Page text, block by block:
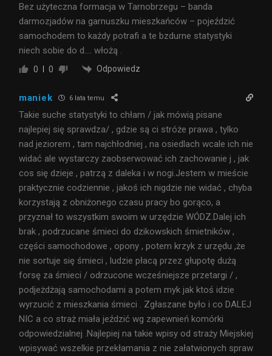
Bez użyteczna formacja w Tarnobrzegu – banda
darmozjadów na garnuszku mieszkańców – pojeździć
samochodem to każdy potrafi a te bzdurne statystyki
niech sobie do d…. włożą .
0 0 Odpowiedz
maniek 6 lata temu
Takie suche statystyki to chłam / jak mówią pisane
najlepiej się sprawdza/ , gdzie są ci stróże prawa , tylko
nad jeziorem , tam najchłodniej , na osiedlach wcale ich nie
widać ale wystarczy zaobserwować ich zachowanie j , jak
cos się dzieje , patrzą z daleka i w nogi.Jestem w mieście
praktycznie codziennie , jakoś ich nigdzie nie widać , chyba
korzystają z obniżonego czasu pracy bo gorąco, a
przyznał to wszystkim swoim w urzędzie WÓDZ.Dalej ich
brak , podrzucane śmieci do dzikowskich śmietników ,
części samochodowe , opony , potem krzyk z urzędu ,że
nie sortuje się śmieci , ludzie płacą przez głupotę dużą
forsę za śmieci / odrzucone wcześniejsze przetargi / ,
podjeżdżają samochodami a potem myk jak ktoś idzie
wyrzucić z mieszkania śmieci . Zgłaszane było i co DALEJ
NIC a co straż miała jeździć wg zapewnień komórki
odpowiedzialnej .Najlepiej na takie wpisy od straży Miejskiej
wpisywać wszelkie przekłamania z nie załatwionych spraw